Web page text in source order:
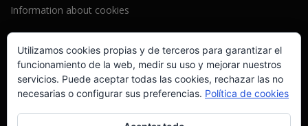
Information about cookies
SOCIAL NETWORKS
Facebook
Instagram
Utilizamos cookies propias y de terceros para garantizar el
funcionamiento de la web, medir su uso y mejorar nuestros
servicios. Puede aceptar todas las cookies, rechazar las no
necesarias o configurar sus preferencias. Política de cookies